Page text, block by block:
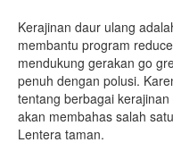
Kerajinan daur ulang
membantu program
mendukung gerakan go
penuh dengan polusi.
tentang berbagai
akan membahas salah
Lentera taman.